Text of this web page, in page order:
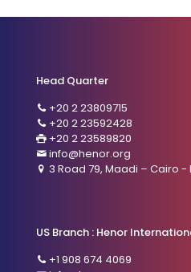
Head Quarter
+20 2 23809715
+20 2 23592428
+20 2 23589820
info@henor.org
3 Road 79, Maadi – Cairo -
US Branch : Henor
+1 908 674 4069